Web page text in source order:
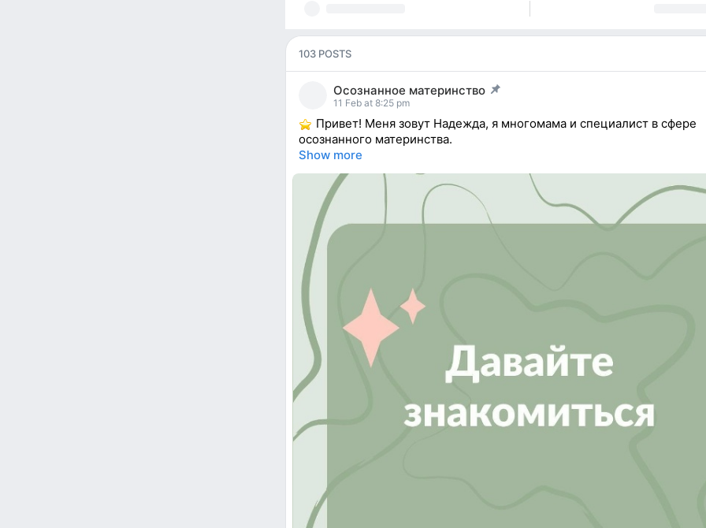
103 POSTS
Осознанное материнство
post pinned
11 Feb at 8:25 pm
Привет! Меня зовут Надежда, я многомама и специалист в сфере
осознанного материнства.
Show more